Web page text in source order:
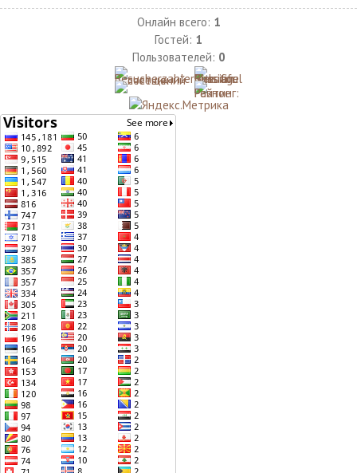
Онлайн всего: 1
Гостей: 1
Пользователей: 0